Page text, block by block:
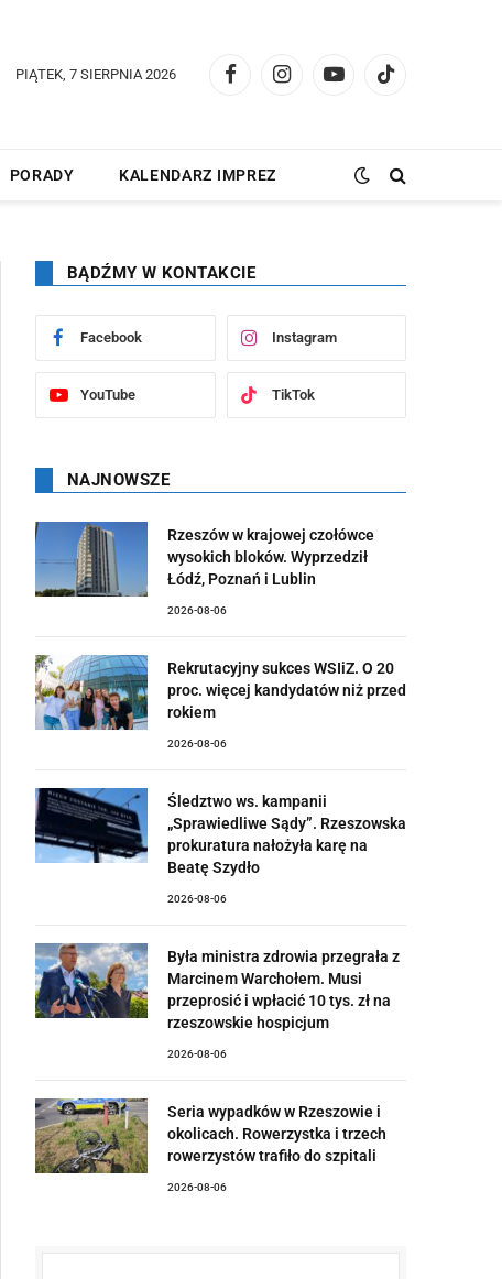
PIĄTEK, 7 SIERPNIA 2026
FacebookInstagramYouTubeTikTok
PORADY KALENDARZ IMPREZ
BĄDŹMY W KONTAKCIE
Facebook Instagram
YouTube TikTok
NAJNOWSZE
Rzeszów w krajowej czołówce
wysokich bloków. Wyprzedził
Łódź, Poznań i Lublin
2026-08-06
Rekrutacyjny sukces WSIiZ. O 20
proc. więcej kandydatów niż przed
rokiem
2026-08-06
Śledztwo ws. kampanii
„Sprawiedliwe Sądy”. Rzeszowska
prokuratura nałożyła karę na
Beatę Szydło
2026-08-06
Była ministra zdrowia przegrała z
Marcinem Warchołem. Musi
przeprosić i wpłacić 10 tys. zł na
rzeszowskie hospicjum
2026-08-06
Seria wypadków w Rzeszowie i
okolicach. Rowerzystka i trzech
rowerzystów trafiło do szpitali
2026-08-06